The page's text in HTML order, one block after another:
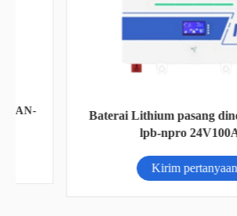
Baterai Lithium pasang
lpb-npro 24V100AH
Kirim pertanyaan